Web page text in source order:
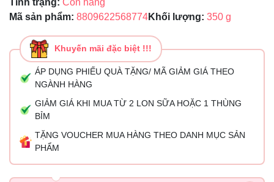
Mã sản phẩm: 8809622568774Khối lượng: 350 g
Khuyến mãi đặc biệt !!!
ÁP DỤNG PHIẾU QUÀ TẶNG/ MÃ GIẢM GIÁ THEO
NGÀNH HÀNG
GIẢM GIÁ KHI MUA TỪ 2 LON SỮA HOẶC 1 THÙNG
BỈM
TẶNG VOUCHER MUA HÀNG THEO DANH MỤC SẢN
PHẨM